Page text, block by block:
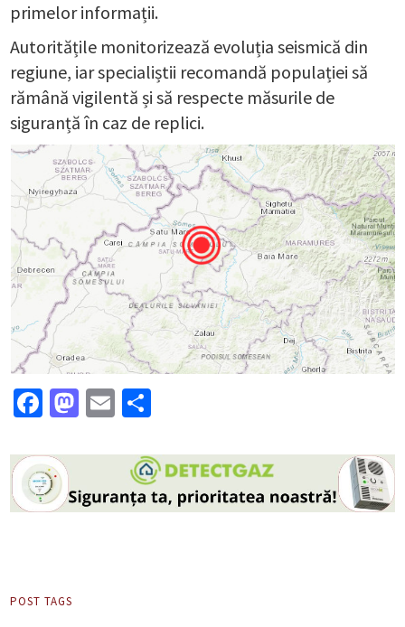
primelor informații.
Autoritățile monitorizează evoluția seismică din
regiune, iar specialiștii recomandă populației să
rămână vigilentă și să respecte măsurile de
siguranță în caz de replici.
Facebook
Mastodon
Email
POST TAGS